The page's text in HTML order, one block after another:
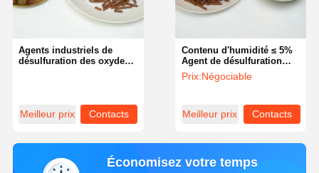
Agents industriels de
désulfuration des oxydes
Meilleur prix Contacts
Contenu d'humidité ≤ 5%
Agent de désulfuration
d'oxyde de fer Solution de
désulfuration efficace
Prix:Négociable
Meilleur prix Contacts
Économisez votre temps